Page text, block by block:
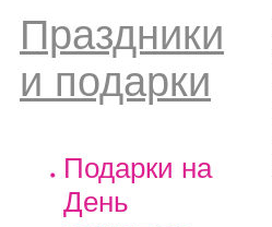
Праздники
и подарки
Подарки на
День